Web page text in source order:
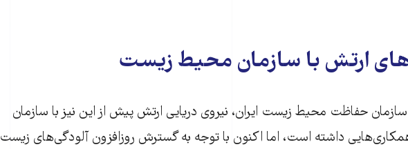
ارتش با سازمان محیط زیست
حفاظت محیط زیست ایران، نیروی دریایی ارتش پیش از این نیز با سازمان
داشته است، اما اکنون با توجه به گسترش روزافزون آلودگی‌های زیست